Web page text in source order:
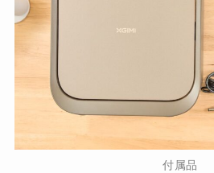
付属品